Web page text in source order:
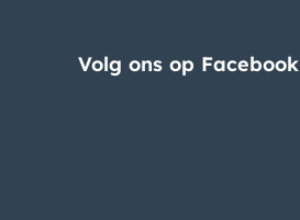
Volg ons op Facebook